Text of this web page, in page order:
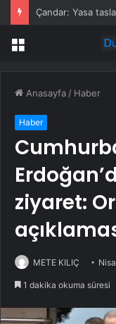
Çandar: Yasa
Menü
Anasayfa / Haber
Haber
ziyaret:
METE KILIÇ
1 dakika okuma süresi